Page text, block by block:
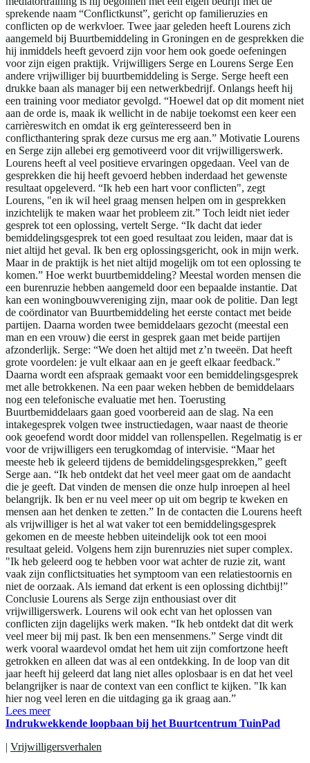
sprekende naam “Conflictkunst”, gericht op familieruzies en
conflicten op de werkvloer. Twee jaar geleden heeft Lourens zich
aangemeld bij Buurtbemiddeling in Groningen en de gesprekken die
hij inmiddels heeft gevoerd zijn voor hem ook goede oefeningen
voor zijn eigen praktijk. Vrijwilligers Serge en Lourens Serge Een
andere vrijwilliger bij buurtbemiddeling is Serge. Serge heeft een
drukke baan als manager bij een netwerkbedrijf. Onlangs heeft hij
een training voor mediator gevolgd. “Hoewel dat op dit moment niet
aan de orde is, maak ik wellicht in de nabije toekomst een keer een
carrièreswitch en omdat ik erg geïnteresseerd ben in
conflicthantering sprak deze cursus me erg aan.” Motivatie Lourens
en Serge zijn allebei erg gemotiveerd voor dit vrijwilligerswerk.
Lourens heeft al veel positieve ervaringen opgedaan. Veel van de
gesprekken die hij heeft gevoerd hebben inderdaad het gewenste
resultaat opgeleverd. “Ik heb een hart voor conflicten", zegt
Lourens, "en ik wil heel graag mensen helpen om in gesprekken
inzichtelijk te maken waar het probleem zit.” Toch leidt niet ieder
gesprek tot een oplossing, vertelt Serge. “Ik dacht dat ieder
bemiddelingsgesprek tot een goed resultaat zou leiden, maar dat is
niet altijd het geval. Ik ben erg oplossingsgericht, ook in mijn werk.
Maar in de praktijk is het niet altijd mogelijk om tot een oplossing te
komen.” Hoe werkt buurtbemiddeling? Meestal worden mensen die
een burenruzie hebben aangemeld door een bepaalde instantie. Dat
kan een woningbouwvereniging zijn, maar ook de politie. Dan legt
de coördinator van Buurtbemiddeling het eerste contact met beide
partijen. Daarna worden twee bemiddelaars gezocht (meestal een
man en een vrouw) die eerst in gesprek gaan met beide partijen
afzonderlijk. Serge: “We doen het altijd met z’n tweeën. Dat heeft
grote voordelen: je vult elkaar aan en je geeft elkaar feedback.”
Daarna wordt een afspraak gemaakt voor een bemiddelingsgesprek
met alle betrokkenen. Na een paar weken hebben de bemiddelaars
nog een telefonische evaluatie met hen. Toerusting
Buurtbemiddelaars gaan goed voorbereid aan de slag. Na een
intakegesprek volgen twee instructiedagen, waar naast de theorie
ook geoefend wordt door middel van rollenspellen. Regelmatig is er
voor de vrijwilligers een terugkomdag of intervisie. “Maar het
meeste heb ik geleerd tijdens de bemiddelingsgesprekken,” geeft
Serge aan. “Ik heb ontdekt dat het veel meer gaat om de aandacht
die je geeft. Dat vinden de mensen die onze hulp inroepen al heel
belangrijk. Ik ben er nu veel meer op uit om begrip te kweken en
mensen aan het denken te zetten.” In de contacten die Lourens heeft
als vrijwilliger is het al wat vaker tot een bemiddelingsgesprek
gekomen en de meeste hebben uiteindelijk ook tot een mooi
resultaat geleid. Volgens hem zijn burenruzies niet super complex.
"Ik heb geleerd oog te hebben voor wat achter de ruzie zit, want
vaak zijn conflictsituaties het symptoom van een relatiestoornis en
niet de oorzaak. Als iemand dat erkent is een oplossing dichtbij!”
Conclusie Lourens als Serge zijn enthousiast over dit
vrijwilligerswerk. Lourens wil ook echt van het oplossen van
conflicten zijn dagelijks werk maken. “Ik heb ontdekt dat dit werk
veel meer bij mij past. Ik ben een mensenmens.” Serge vindt dit
werk vooral waardevol omdat het hem uit zijn comfortzone heeft
getrokken en alleen dat was al een ontdekking. In de loop van dit
jaar heeft hij geleerd dat lang niet alles oplosbaar is en dat het veel
belangrijker is naar de context van een conflict te kijken. "Ik kan
hier nog veel leren en die uitdaging ga ik graag aan.”
Lees meer
Indrukwekkende loopbaan bij het Buurtcentrum TuinPad
| Vrijwilligersverhalen